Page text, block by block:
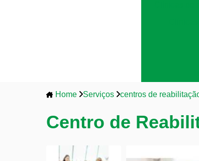
Home Serviços centros de
Centro de